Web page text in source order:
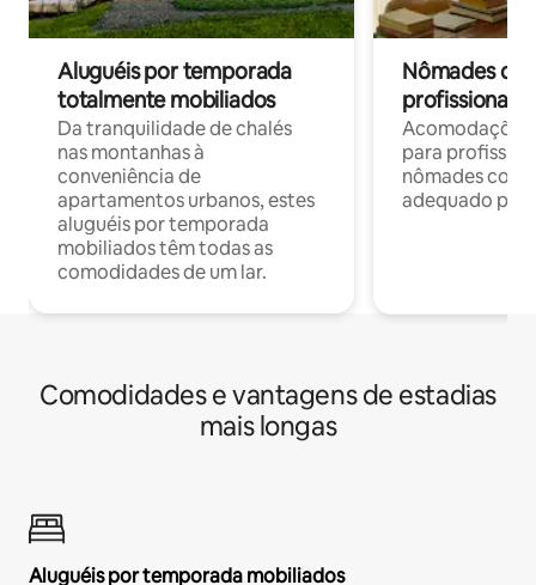
Aluguéis por temporada
totalmente mobiliados
Da tranquilidade de chalés
nas montanhas à
conveniência de
apartamentos urbanos, estes
aluguéis por temporada
mobiliados têm todas as
comodidades de um lar.
Nômades
profissionais
para
nômades com
adequado
Comodidades e vantagens de estadias
mais longas
Aluguéis por temporada mobiliados